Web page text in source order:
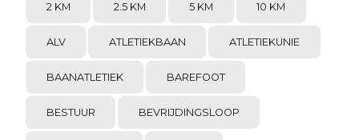
2 KM 2.5 KM 5 KM 10 KM
ALV ATLETIEKBAAN ATLETIEKUNIE
BAANATLETIEK BAREFOOT
BESTUUR BEVRIJDINGSLOOP